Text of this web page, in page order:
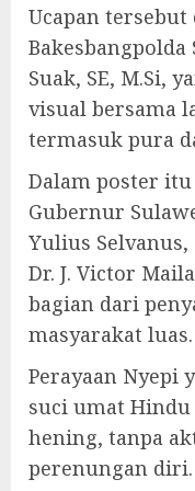
Ucapan
Bakesbangpolda
Suak, SE, M.Si,
visual bersama
termasuk pura
Dalam poster
Gubernur
Yulius
Dr. J. Victor
bagian dari
masyarakat luas.
Perayaan Nyepi
suci umat
hening, tanpa
perenungan diri.